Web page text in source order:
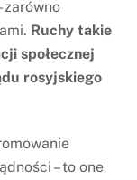
zarówno
Ruchy takie
społecznej
rosyjskiego
– to one